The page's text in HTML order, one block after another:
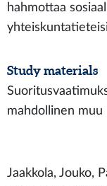
hahmottaa
Study materials
mahdollinen muu
Jaakkola, Jouko,